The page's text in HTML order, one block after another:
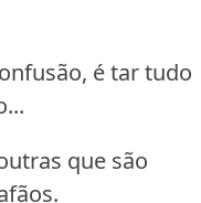
é tar tudo
que são